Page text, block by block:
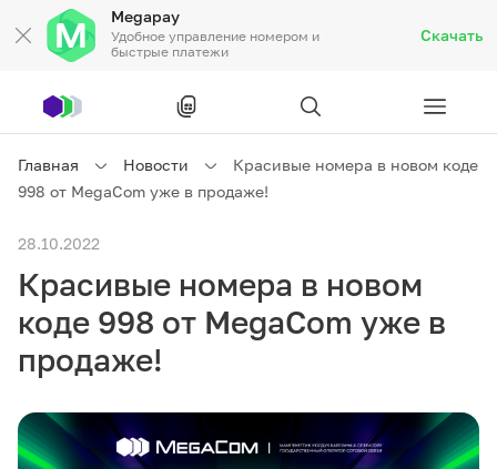
Megapay
Удобное управление номером и
быстрые платежи
Скачать
Частным клиентам
Бизнесу
Связь
Главная Новости
Красивые номера в новом коде
998 от MegaCom уже в продаже!
28.10.2022
Красивые номера в новом
коде 998 от MegaCom уже в
продаже!